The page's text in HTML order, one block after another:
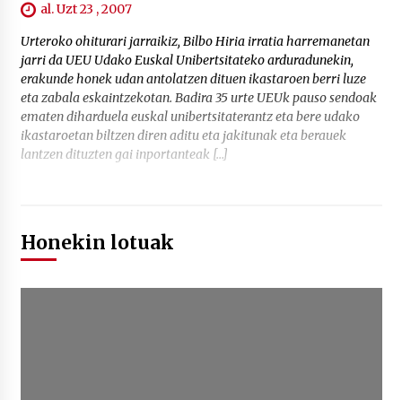
al. Uzt 23 , 2007
Urteroko ohiturari jarraikiz, Bilbo Hiria irratia harremanetan
jarri da UEU Udako Euskal Unibertsitateko arduradunekin,
erakunde honek udan antolatzen dituen ikastaroen berri luze
eta zabala eskaintzekotan. Badira 35 urte UEUk pauso sendoak
ematen diharduela euskal unibertsitaterantz eta bere udako
ikastaroetan biltzen diren aditu eta jakitunak eta berauek
lantzen dituzten gai inportanteak […]
Honekin lotuak